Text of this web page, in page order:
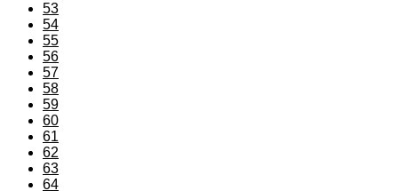
53
54
55
56
57
58
59
60
61
62
63
64